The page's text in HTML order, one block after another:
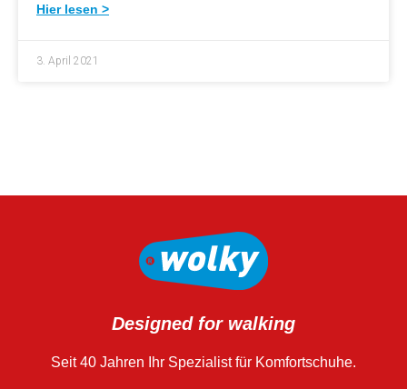
Hier lesen >
3. April 2021
Designed for walking
Seit 40 Jahren Ihr Spezialist für Komfortschuhe.